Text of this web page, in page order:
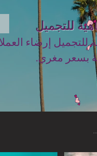
للتجميل
للتجميل إرضاء
بسعر مغري.